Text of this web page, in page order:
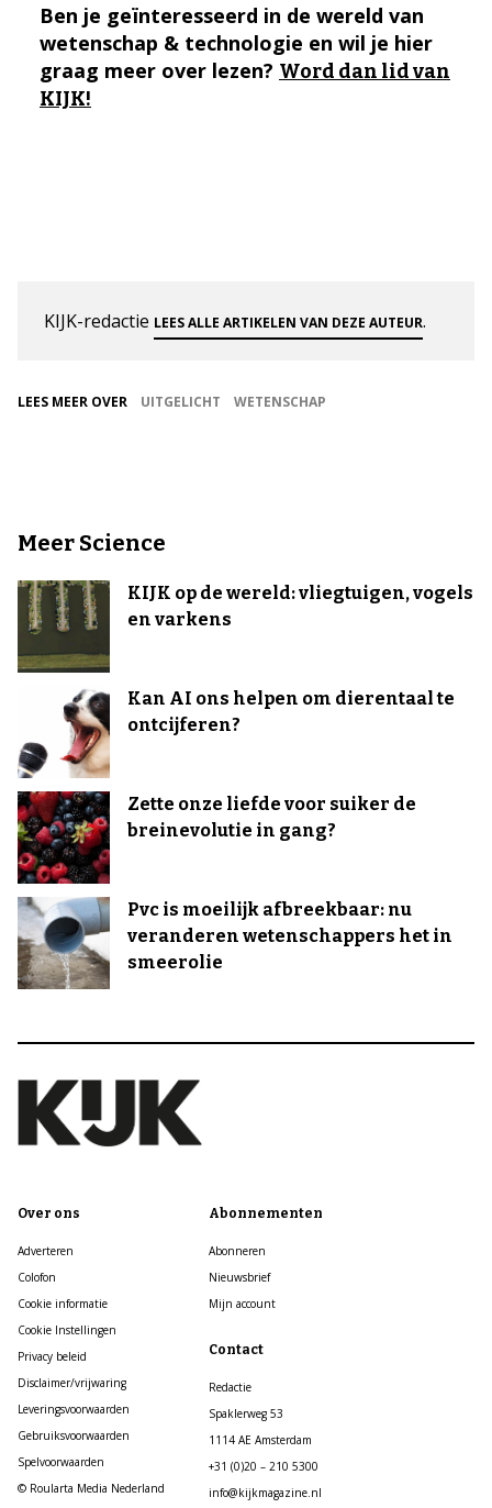
Ben je geïnteresseerd in de wereld van
wetenschap & technologie en wil je hier
graag meer over lezen? Word dan lid van
KIJK!
KIJK-redactie LEES ALLE ARTIKELEN VAN DEZE AUTEUR.
LEES MEER OVER UITGELICHT WETENSCHAP
Meer Science
KIJK op de wereld: vliegtuigen, vogels
en varkens
Kan AI ons helpen om dierentaal te
ontcijferen?
Zette onze liefde voor suiker de
breinevolutie in gang?
Pvc is moeilijk afbreekbaar: nu
veranderen wetenschappers het in
smeerolie
Over ons
Adverteren
Colofon
Cookie informatie
Cookie Instellingen
Privacy beleid
Disclaimer/vrijwaring
Leveringsvoorwaarden
Gebruiksvoorwaarden
Spelvoorwaarden
© Roularta Media Nederland
Abonnementen
Abonneren
Nieuwsbrief
Mijn account
Contact
Redactie
Spaklerweg 53
1114 AE Amsterdam
+31 (0)20 – 210 5300
info@kijkmagazine.nl